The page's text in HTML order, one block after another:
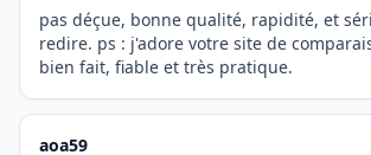
pas déçue, bonne qualité, rapidité, et
redire. ps : j'adore votre site de
bien fait, fiable et très pratique.
aoa59